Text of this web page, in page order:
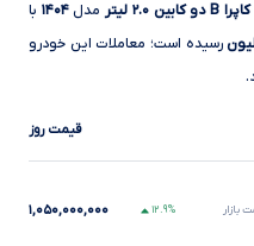
کاپرا B دو کابین ۲.۰ لیتر مدل۱۴۰۴ با
رسیده است؛ معاملات این خودرو
قیمت روز
بازار ۱۲.۹% ۱,۰۵۰,۰۰۰,۰۰۰